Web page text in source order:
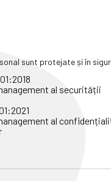
sunt protejate și în
al securității
al